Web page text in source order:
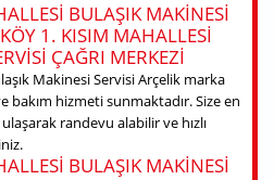
BULAŞIK MAKINESI
1. KISIM MAHALLESI
ÇAĞRI MERKEZI
Makinesi Servisi Arçelik marka
bakım hizmeti sunmaktadır. Size en
randevu alabilir ve hızlı
BULAŞIK MAKINESI